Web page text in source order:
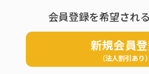
会員登録を希望され
新規会員
（法人割引あり）